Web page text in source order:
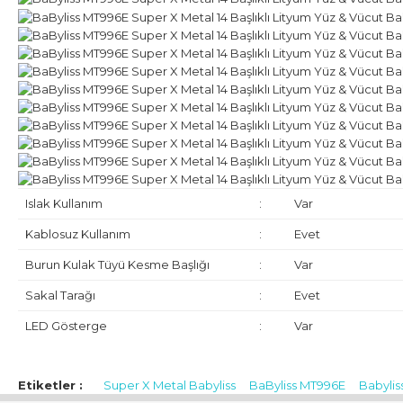
Islak Kullanım : Var
Kablosuz Kullanım : Evet
Burun Kulak Tüyü Kesme Başlığı : Var
Sakal Tarağı : Evet
LED Gösterge : Var
Dikilitaş Mahallesi Emirhan Cad. Barbaros Plaza İş Merkezi No:113
Etiketler : Super X Metal Babyliss BaByliss MT996E